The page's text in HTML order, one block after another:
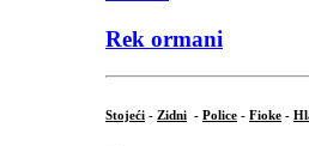
Rek ormani
Stojeći - Zidni - Police - Fioke -